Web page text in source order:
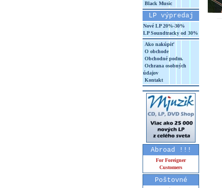
Black Music
LP výpredaj
Nové LP 20%-30%
LP Soundtracky od 30%
Ako nakúpiť
O obchode
Obchodné podm.
Ochrana osobných
údajov
Kontakt
Abroad !!!
For Foreigner
Customers
Poštovné